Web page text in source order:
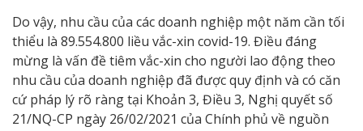
Do vậy, nhu cầu của các doanh nghiệp một năm cần tối
thiểu là 89.554.800 liều vắc-xin covid-19. Điều đáng
mừng là vấn đề tiêm vắc-xin cho người lao động theo
nhu cầu của doanh nghiệp đã được quy định và có căn
cứ pháp lý rõ ràng tại Khoản 3, Điều 3, Nghị quyết số
21/NQ-CP ngày 26/02/2021 của Chính phủ về nguồn